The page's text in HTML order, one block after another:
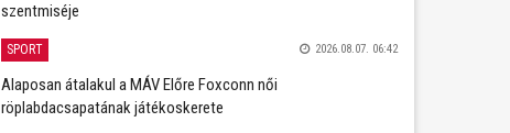
szentmiséje
SPORT 2026.08.07. 06:42
Alaposan átalakul a MÁV Előre Foxconn női
röplabdacsapatának játékoskerete